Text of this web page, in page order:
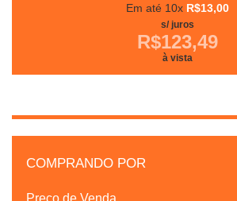
Em até 10x R$13,00
s/ juros
R$123,49
à vista
COMPRANDO POR